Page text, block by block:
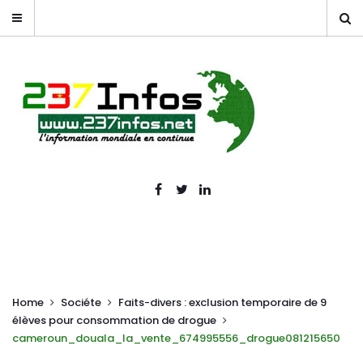
Home Sociéte
Faits-divers : exclusion temporaire de 9
élèves pour consommation de drogue
cameroun_douala_la_vente_674995556_drogue081215650